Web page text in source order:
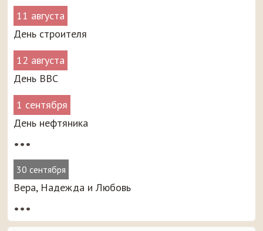
11 августа
День строителя
12 августа
День ВВС
1 сентября
День нефтяника
•••
30 сентября
Вера, Надежда и Любовь
•••